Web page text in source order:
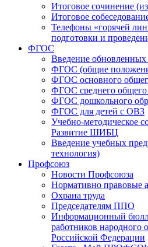
Итоговое сочинение
Итоговое
Телефоны «горячей
подготовки и
ФГОС
Введение
ФГОС (общие
ФГОС основного
ФГОС среднего общего
ФГОС дошкольного
ФГОС для детей с ОВЗ
Учебно-методическое
Развитие ШИБЦ
Введение учебных
технология)
Профсоюз
Новости Профсоюза
Нормативно правовые
Охрана труда
Председателям ППО
Информационный
работников народного
Российской Федерации